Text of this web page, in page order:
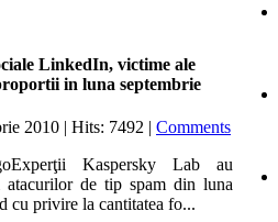
LinkedIn, victime ale
in luna septembrie
2010 | Hits: 7492 | Comments
Experţii Kaspersky Lab au
atacurilor de tip spam din luna
cu privire la cantitatea fo...